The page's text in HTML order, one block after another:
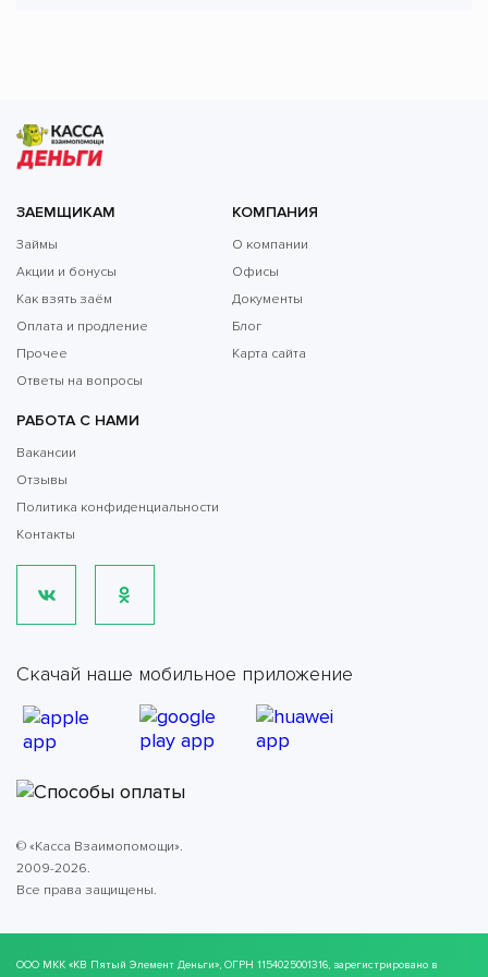
ЗАЕМЩИКАМ
Займы
Акции и бонусы
Как взять заём
Оплата и продление
Прочее
Ответы на вопросы
КОМПАНИЯ
О компании
Офисы
Документы
Блог
Карта сайта
РАБОТА С НАМИ
Вакансии
Отзывы
Политика конфиденциальности
Контакты
Скачай наше мобильное приложение
© «Касса Взаимопомощи».
2009-2026.
Все права защищены.
ООО МКК «КВ Пятый Элемент Деньги», ОГРН 1154025001316, зарегистрировано в